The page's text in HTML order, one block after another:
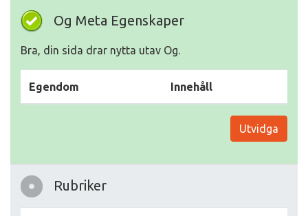
Og Meta Egenskaper
Bra, din sida drar nytta utav Og.
Egendom Innehåll
Utvidga
Rubriker